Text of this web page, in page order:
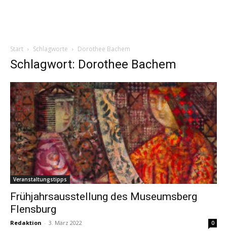
Start Schlagworte Dorothee Bachem
Schlagwort: Dorothee Bachem
Veranstaltungstipps
Frühjahrsausstellung des Museumsberg
Flensburg
Redaktion - 3. März 2022 0